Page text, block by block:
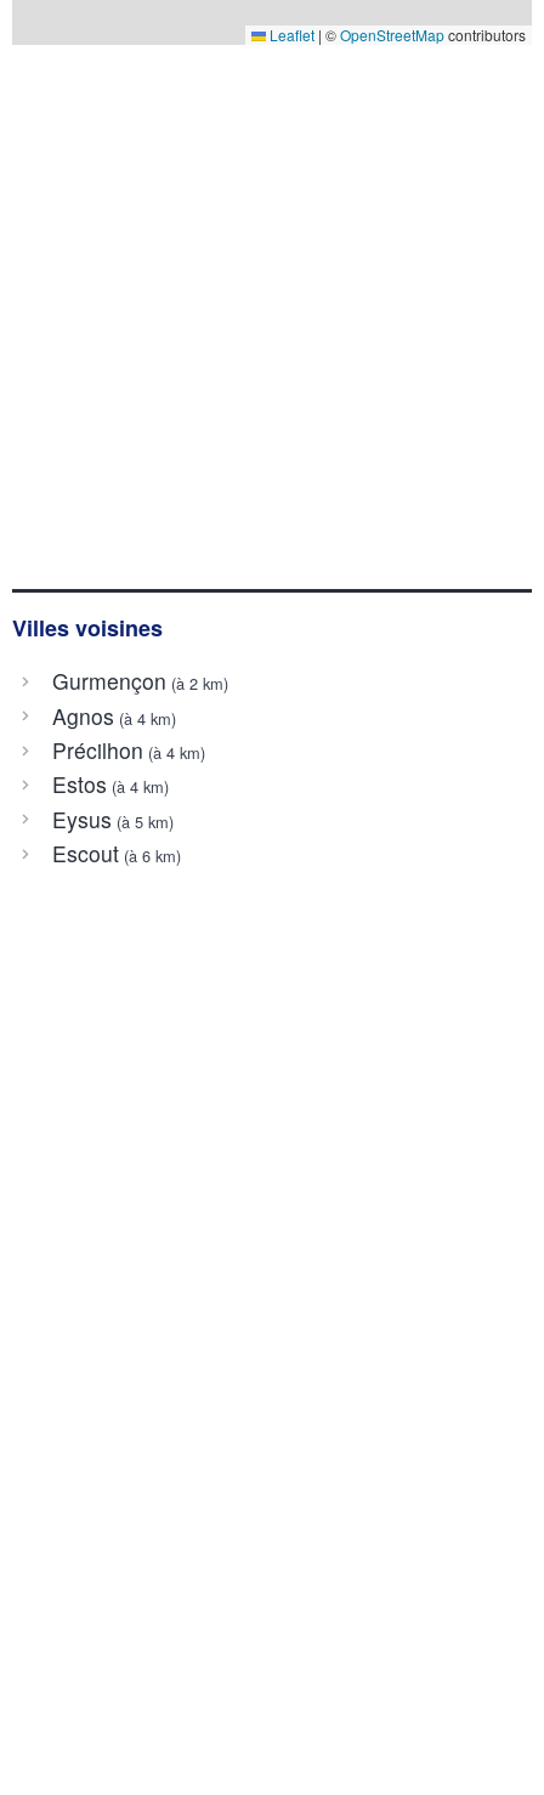
Leaflet | ©OpenStreetMapcontributors
Villes voisines
Gurmençon (à 2 km)
Agnos (à 4 km)
Précilhon (à 4 km)
Estos (à 4 km)
Eysus (à 5 km)
Escout(à 6 km)